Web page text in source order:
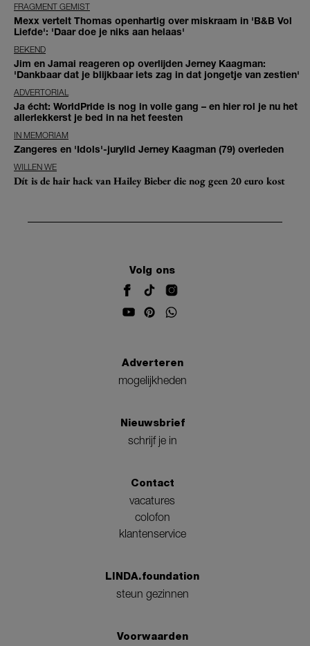
FRAGMENT GEMIST
Mexx vertelt Thomas openhartig over miskraam in 'B&B Vol
Liefde': 'Daar doe je niks aan helaas'
BEKEND
Jim en Jamai reageren op overlijden Jerney Kaagman:
'Dankbaar dat je blijkbaar iets zag in dat jongetje van zestien'
ADVERTORIAL
Ja écht: WorldPride is nog in volle gang – en hier rol je nu het
allerlekkerst je bed in na het feesten
IN MEMORIAM
Zangeres en 'Idols'-jurylid Jerney Kaagman (79) overleden
WILLEN WE
Dít is de hair hack van Hailey Bieber die nog geen 20 euro kost
Volg ons
Adverteren
mogelijkheden
Nieuwsbrief
schrijf je in
Contact
vacatures
colofon
klantenservice
LINDA.foundation
steun gezinnen
Voorwaarden